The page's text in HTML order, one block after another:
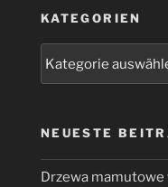
KATEGORIEN
NEUESTE
Drzewa mamutowe